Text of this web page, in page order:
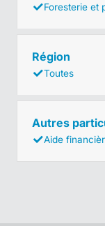
Foresterie et
Région
Toutes
Autres
Aide